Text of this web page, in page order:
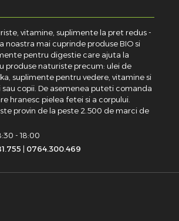
vitamine, suplimente la pret redus -
noastra mai cuprinde produse BIO si
pentru digestie care ajuta la
produse naturiste precum: ulei de
suplimente pentru vedere, vitamine si
copii. De asemenea puteti comanda
hranesc pielea fetei si a corpului.
provin de la peste 2.500 de marci de
- 18:00
| 0764.300.469